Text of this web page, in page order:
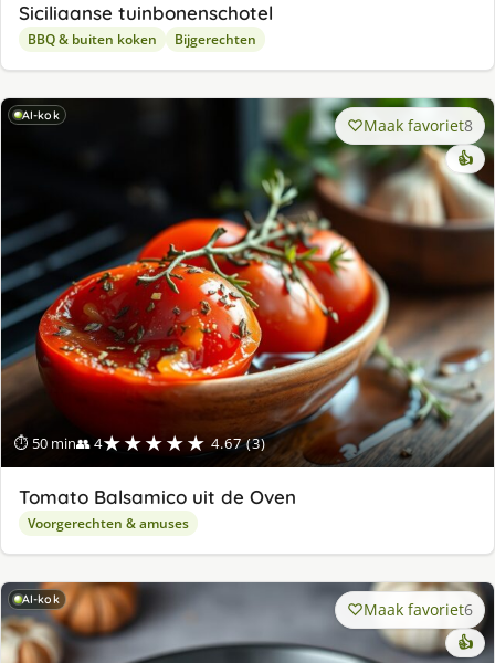
Siciliaanse tuinbonenschotel
BBQ & buiten koken Bijgerechten
AI-kok
⏱ 50 min👥 4★★★★★ 4.67 (3)
Maak favoriet8
👍
Tomato Balsamico uit de Oven
Voorgerechten & amuses
AI-kok Maak favoriet6
👍